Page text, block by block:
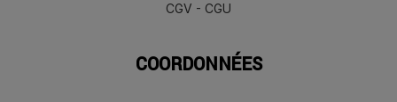
CGV - CGU
COORDONNÉES